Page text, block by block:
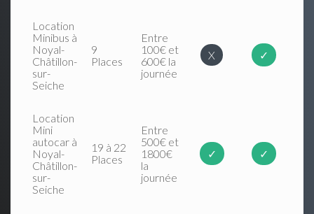
Location
Minibus à
Noyal-
Châtillon-
sur-
Seiche
9
Places
Entre
100€ et
600€ la
journée
X ✓
Location
Mini
autocar à
Noyal-
Châtillon-
sur-
Seiche
19 à 22
Places
Entre
500€ et
1800€
la
journée
✓ ✓